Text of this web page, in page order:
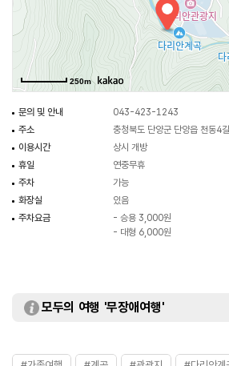
250m
문의 및 안내
043-423-1243
주소
충청북도 단양군 단양읍 천동4
이용시간
상시 개방
휴일
연중무휴
주차
가능
화장실
있음
주차요금
- 승용 3,000원
- 대형 6,000원
모두의 여행 '무장애여행'